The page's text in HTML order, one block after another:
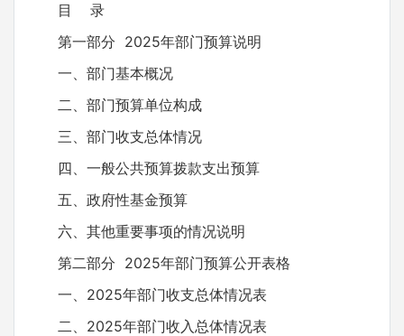
目 录
第一部分 2025年部门预算说明
一、部门基本概况
二、部门预算单位构成
三、部门收支总体情况
四、一般公共预算拨款支出预算
五、政府性基金预算
六、其他重要事项的情况说明
第二部分 2025年部门预算公开表格
一、2025年部门收支总体情况表
二、2025年部门收入总体情况表